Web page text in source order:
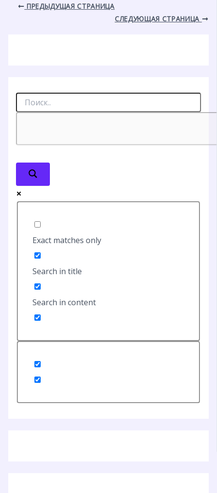
ПРЕДЫДУЩАЯ СТРАНИЦА
СЛЕДУЮЩАЯ СТРАНИЦА
Exact matches only
Search in title
Search in content